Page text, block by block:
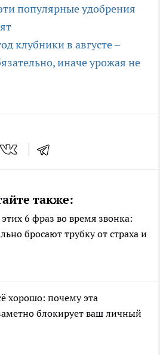
популярные удобрения
клубники в августе –
иначе урожая не
также:
6 фраз во время звонка:
бросают трубку от страха и
хорошо: почему эта
блокирует ваш личный